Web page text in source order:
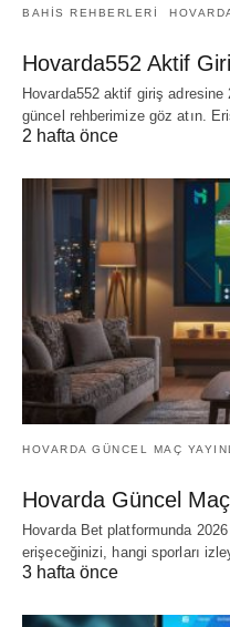
BAHIS REHBERLERI
Hovarda552 Aktif
Hovarda552 aktif giriş adresine
güncel rehberimize göz atın.
2 hafta önce
HOVARDA GÜNCEL MAÇ
Hovarda Güncel
Hovarda Bet platformunda 2026
erişeceğinizi, hangi sporları
3 hafta önce